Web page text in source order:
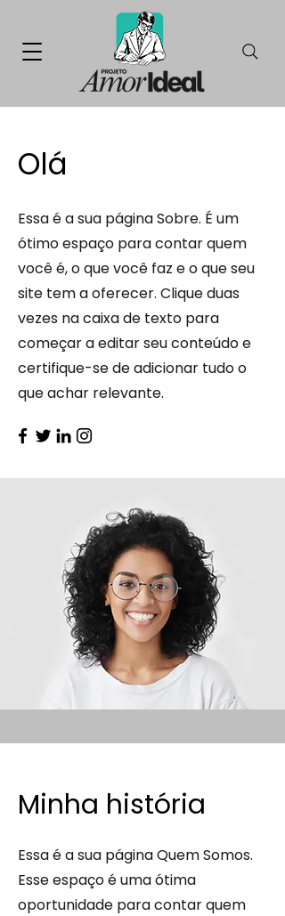
Olá
​Essa é a sua página Sobre. É um
ótimo espaço para contar quem
você é, o que você faz e o que seu
site tem a oferecer. Clique duas
vezes na caixa de texto para
começar a editar seu conteúdo e
certifique-se de adicionar tudo o
que achar relevante.
Minha história
Essa é a sua página Quem Somos.
Esse espaço é uma ótima
oportunidade para contar quem